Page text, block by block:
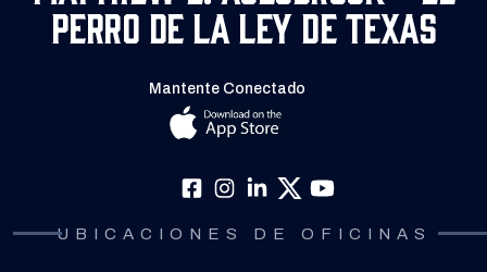
Perro de la Ley de Texas
Mantente Conectado
UBICACIONES DE OFICINAS